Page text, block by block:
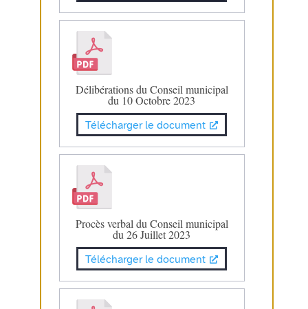
Délibérations du Conseil municipal
du 10 Octobre 2023
Télécharger le document
Procès verbal du Conseil municipal
du 26 Juillet 2023
Télécharger le document